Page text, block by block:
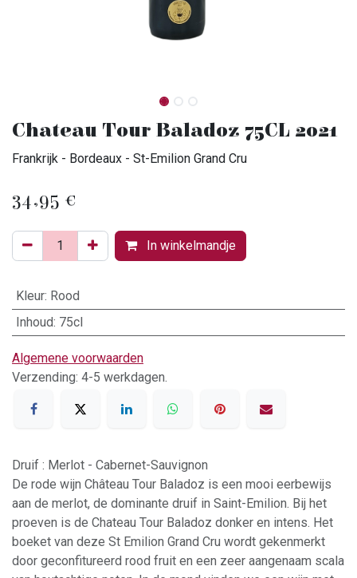
Chateau Tour Baladoz 75CL 2021
Frankrijk - Bordeaux - St-Emilion Grand Cru
34,95 €
In winkelmandje
Kleur: Rood
Inhoud: 75cl
Algemene voorwaarden
Verzending: 4-5 werkdagen.
Druif : Merlot - Cabernet-Sauvignon
De rode wijn Château Tour Baladoz is een mooi eerbewijs
aan de merlot, de dominante druif in Saint-Emilion. Bij het
proeven is de Chateau Tour Baladoz donker en intens. Het
boeket van deze St Emilion Grand Cru wordt gekenmerkt
door geconfitureerd rood fruit en een zeer aangenaam scala